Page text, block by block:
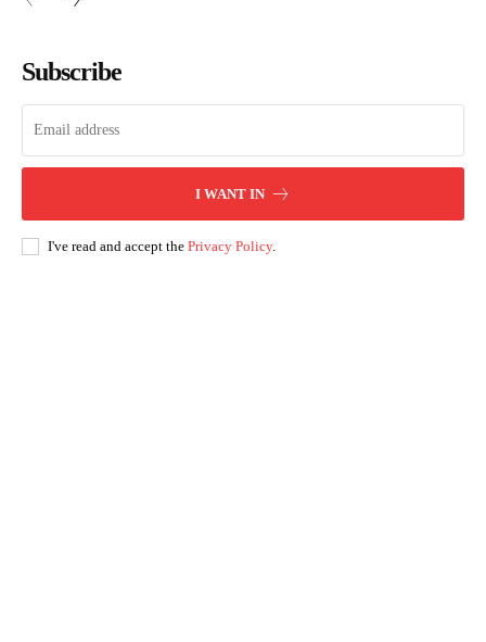
Subscribe
I WANT IN
I've read and accept the Privacy Policy.